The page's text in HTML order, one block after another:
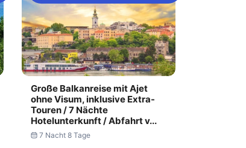
Große Balkanreise mit Ajet
ohne Visum, inklusive Extra-
Touren / 7 Nächte
Hotelunterkunft / Abfahrt v...
7 Nacht 8 Tage